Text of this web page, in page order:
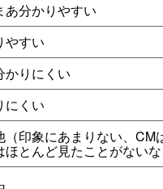
あ分かりやすい
やすい
かりにくい
にくい
（印象にあまりない、CM
ほとんど見たことがないな